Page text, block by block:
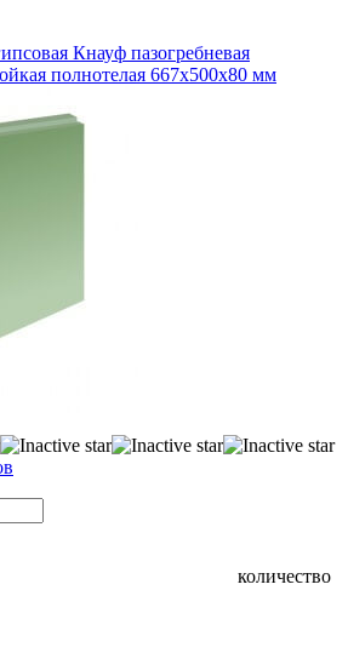
Кнауф пазогребневая
полнотелая 667х500х80 мм
количество